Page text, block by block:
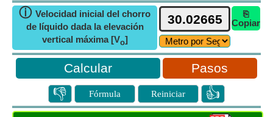
ⓘ Velocidad inicial del chorro
de líquido dada la elevación
vertical máxima [Vo]
⎘
Copiar
Pasos
👎 Fórmula Reiniciar 👍